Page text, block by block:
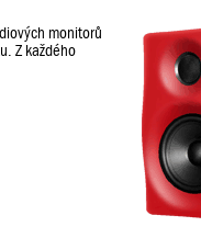
monitorů
Z každého